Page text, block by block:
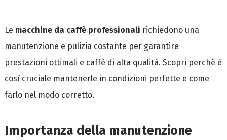
Le macchine da caffè professionali richiedono una
manutenzione e pulizia costante per garantire
prestazioni ottimali e caffè di alta qualità. Scopri perché è
così cruciale mantenerle in condizioni perfette e come
farlo nel modo corretto.
Importanza della manutenzione